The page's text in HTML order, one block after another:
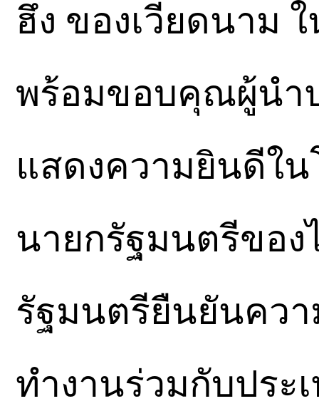
ฮึง ของเวียดนาม
พร้อมขอบคุณผู้นำ
แสดงความยินดีใน
นายกรัฐมนตรีของ
รัฐมนตรียืนยันคว
ทำงานร่วมกับประ